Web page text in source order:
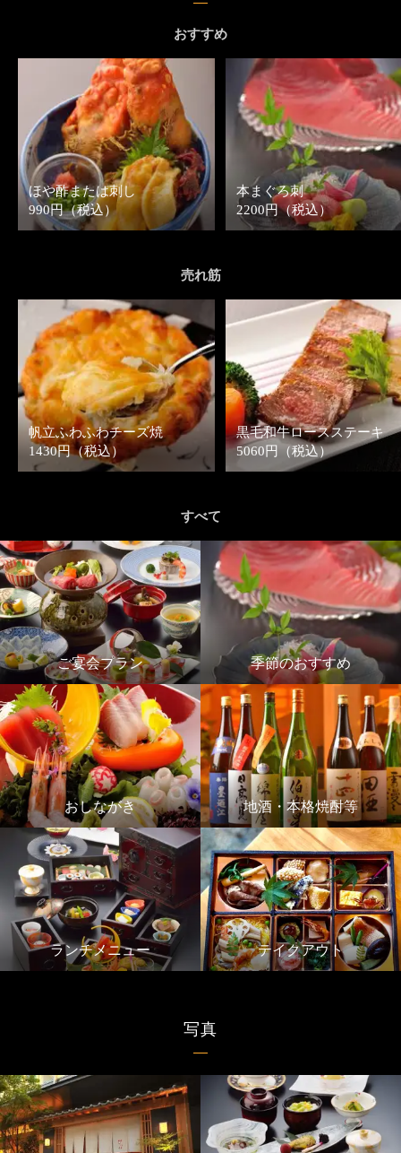
おすすめ
ほや酢または刺し
990円（税込）
本まぐろ刺
2200円（税込）
売れ筋
帆立ふわふわチーズ焼
1430円（税込）
黒毛和牛ロースステーキ
5060円（税込）
すべて
ご宴会プラン 季節のおすすめ
おしながき 地酒・本格焼酎等
ランチメニュー テイクアウト
写真